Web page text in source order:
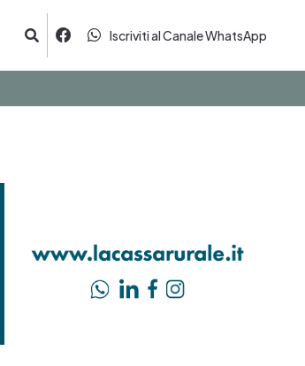
Iscriviti al Canale WhatsApp